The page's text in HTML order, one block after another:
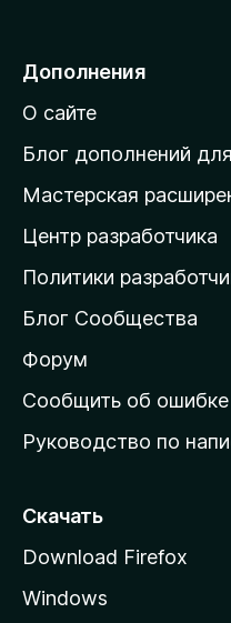
е
й
т
и
а
д
о
а
ш
н
ю
т
а
н
Дополнения
О сайте
Блог дополнений
Мастерская
Центр разработчика
Политики
Блог Сообщества
Форум
Сообщить об ошибке
Руководство по
Скачать
Download Firefox
Windows